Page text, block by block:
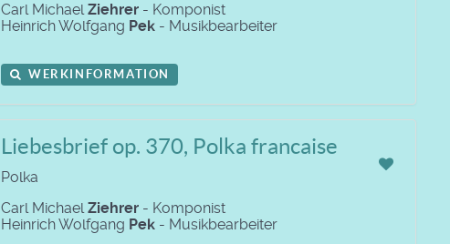
Carl MichaelZiehrer - Komponist
Heinrich Wolfgang Pek - Musikbearbeiter
WERKINFORMATION
Liebesbrief op. 370, Polka francaise
Polka
Carl MichaelZiehrer - Komponist
Heinrich Wolfgang Pek - Musikbearbeiter